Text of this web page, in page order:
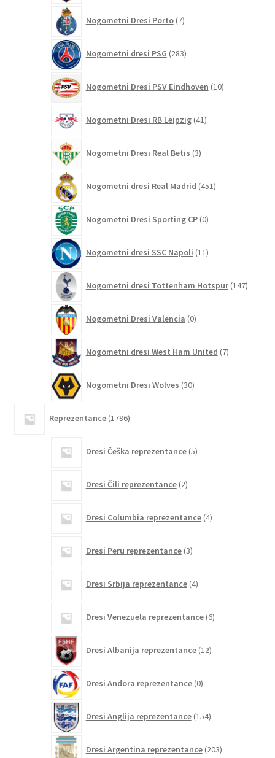
Nogometni Dresi Porto 7izdelkov
Nogometni dresi PSG 283izdelkov
Nogometni Dresi PSV Eindhoven 10izdelkov
Nogometni Dresi RB Leipzig 41izdelkov
Nogometni Dresi Real Betis 3izdelki
Nogometni dresi Real Madrid 451izdelkov
Nogometni Dresi Sporting CP 0izdelkov
Nogometni dresi SSC Napoli 11izdelkov
Nogometni dresi Tottenham Hotspur 147
Nogometni Dresi Valencia 0izdelkov
Nogometni dresi West Ham United 7izdelkov
Nogometni Dresi Wolves 30izdelkov
Reprezentance 1786izdelkov
Dresi Češka reprezentance 5izdelkov
Dresi Čili reprezentance 2izdelka
Dresi Columbia reprezentance 4izdelki
Dresi Peru reprezentance 3izdelki
Dresi Srbija reprezentance 4izdelki
Dresi Venezuela reprezentance 6izdelkov
Dresi Albanija reprezentance 12izdelkov
Dresi Andora reprezentance 0izdelkov
Dresi Anglija reprezentance 154izdelkov
Dresi Argentina reprezentance 203izdelki